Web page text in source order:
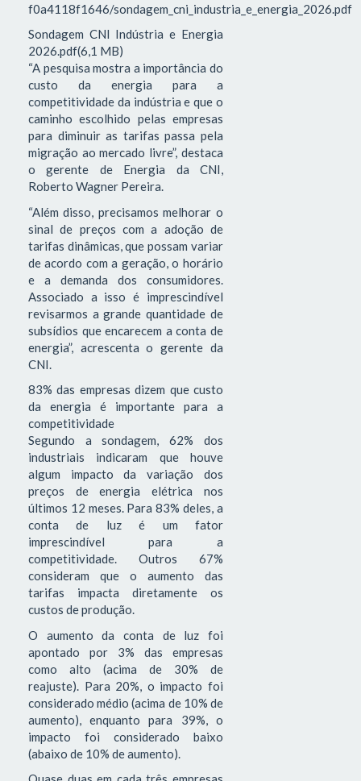
f0a4118f1646/sondagem_cni_industria_e_energia_2026.pdf
Sondagem CNI Indústria e Energia
2026.pdf(6,1 MB)
“A pesquisa mostra a importância do
custo da energia para a
competitividade da indústria e que o
caminho escolhido pelas empresas
para diminuir as tarifas passa pela
migração ao mercado livre”, destaca
o gerente de Energia da CNI,
Roberto Wagner Pereira.
“Além disso, precisamos melhorar o
sinal de preços com a adoção de
tarifas dinâmicas, que possam variar
de acordo com a geração, o horário
e a demanda dos consumidores.
Associado a isso é imprescindível
revisarmos a grande quantidade de
subsídios que encarecem a conta de
energia”, acrescenta o gerente da
CNI.
83% das empresas dizem que custo
da energia é importante para a
competitividade
Segundo a sondagem, 62% dos
industriais indicaram que houve
algum impacto da variação dos
preços de energia elétrica nos
últimos 12 meses. Para 83% deles, a
conta de luz é um fator
imprescindível para a
competitividade. Outros 67%
consideram que o aumento das
tarifas impacta diretamente os
custos de produção.
O aumento da conta de luz foi
apontado por 3% das empresas
como alto (acima de 30% de
reajuste). Para 20%, o impacto foi
considerado médio (acima de 10% de
aumento), enquanto para 39%, o
impacto foi considerado baixo
(abaixo de 10% de aumento).